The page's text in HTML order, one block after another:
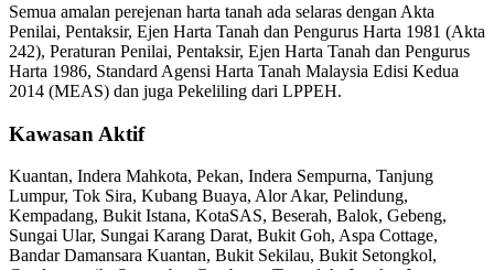
Semua amalan perejenan harta tanah ada selaras dengan Akta
Penilai, Pentaksir, Ejen Harta Tanah dan Pengurus Harta 1981 (Akta
242), Peraturan Penilai, Pentaksir, Ejen Harta Tanah dan Pengurus
Harta 1986, Standard Agensi Harta Tanah Malaysia Edisi Kedua
2014 (MEAS) dan juga Pekeliling dari LPPEH.
Kawasan Aktif
Kuantan, Indera Mahkota, Pekan, Indera Sempurna, Tanjung
Lumpur, Tok Sira, Kubang Buaya, Alor Akar, Pelindung,
Kempadang, Bukit Istana, KotaSAS, Beserah, Balok, Gebeng,
Sungai Ular, Sungai Karang Darat, Bukit Goh, Aspa Cottage,
Bandar Damansara Kuantan, Bukit Sekilau, Bukit Setongkol,